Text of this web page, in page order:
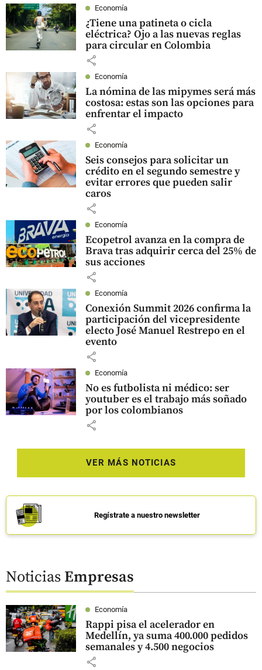
Economía
¿Tiene una patineta o cicla
eléctrica? Ojo a las nuevas reglas
para circular en Colombia
share
Economía
La nómina de las mipymes será más
costosa: estas son las opciones para
enfrentar el impacto
share
Economía
Seis consejos para solicitar un
crédito en el segundo semestre y
evitar errores que pueden salir
caros
share
Economía
Ecopetrol avanza en la compra de
Brava tras adquirir cerca del 25% de
sus acciones
share
Economía
Conexión Summit 2026 confirma la
participación del vicepresidente
electo José Manuel Restrepo en el
evento
share
Economía
No es futbolista ni médico: ser
youtuber es el trabajo más soñado
por los colombianos
share
VER MÁS NOTICIAS
Regístrate a nuestro newsletter
NoticiasEmpresas
Economía
Rappi pisa el acelerador en
Medellín, ya suma 400.000 pedidos
semanales y 4.500 negocios
share